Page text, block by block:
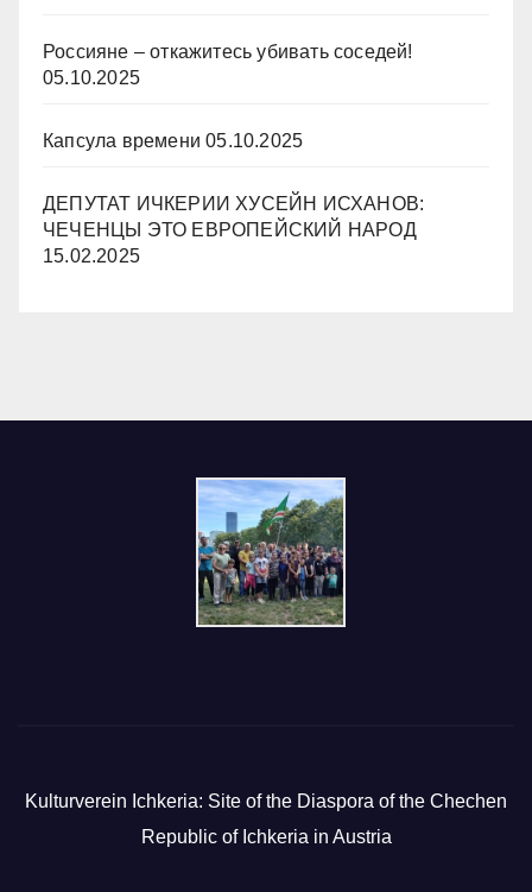
Россияне – откажитесь убивать соседей!
05.10.2025
Капсула времени 05.10.2025
ДЕПУТАТ ИЧКЕРИИ ХУСЕЙН ИСХАНОВ:
ЧЕЧЕНЦЫ ЭТО ЕВРОПЕЙСКИЙ НАРОД
15.02.2025
Kulturverein Ichkeria: Site of the Diaspora of the Chechen
Republic of Ichkeria in Austria